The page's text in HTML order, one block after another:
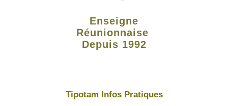
Enseigne
Réunionnaise
Depuis 1992
Tipotam Infos Pratiques